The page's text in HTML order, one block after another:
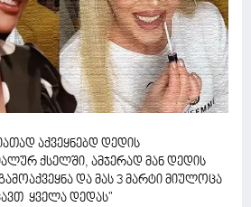
აქვეყნებდ დედის
ქსელში, ამჯერად მან დედის
და მას 3 მარტი მიულოცა
ყველა დედას"